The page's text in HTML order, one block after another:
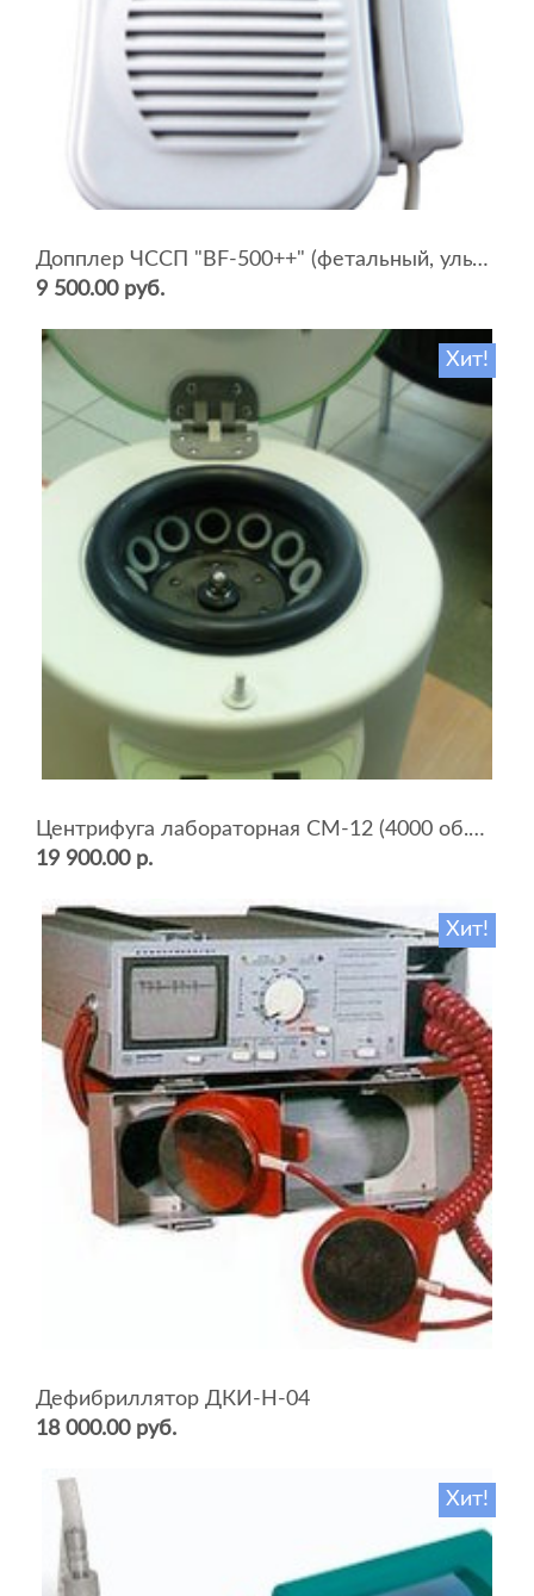
Допплер ЧССП "BF-500++" (фетальный, ультразвуковой)
9 500.00 руб.
Хит!
Центрифуга лабораторная СМ-12 (4000 об.мин, 12 пробирок)
19 900.00 р.
Хит!
Дефибриллятор ДКИ-Н-04
18 000.00 руб.
Хит!